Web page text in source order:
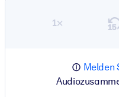
1×
Melden